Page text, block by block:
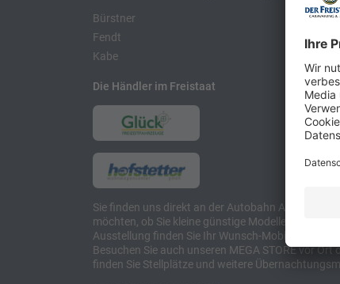
Bürstner
Fendt
Kabe
Die Händler im Freistaat
Sie finden uns direkt an der Autobahn A8
möchten, ob Sie kleine günstige Modelle suchen,
Ausstellung finden Sie Ihr Wunsch-Mobil und
Besuchen Sie auch unseren MEGA STORE vor
finden Sie Stellplätze und weitere